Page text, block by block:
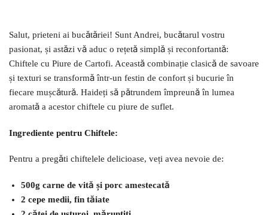
Salut, prieteni ai bucătăriei! Sunt Andrei, bucătarul vostru
pasionat, și astăzi vă aduc o rețetă simplă și reconfortantă:
Chiftele cu Piure de Cartofi. Această combinație clasică de savoare
și texturi se transformă într-un festin de confort și bucurie în
fiecare mușcătură. Haideți să pătrundem împreună în lumea
aromată a acestor chiftele cu piure de suflet.
Ingrediente pentru Chiftele:
Pentru a pregăti chiftelele delicioase, veți avea nevoie de:
500g carne de vită și porc amestecată
2 cepe medii, fin tăiate